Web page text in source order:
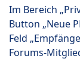
Im Bereich
Button „Neue
Feld
Forums-